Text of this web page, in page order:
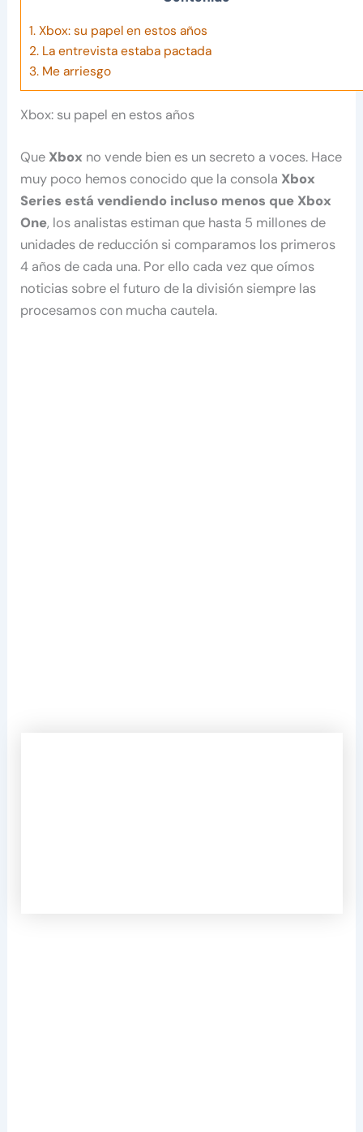
1. Xbox: su papel en estos años
2. La entrevista estaba pactada
3. Me arriesgo
Xbox: su papel en estos años
Que Xbox no vende bien es un secreto a voces. Hace
muy poco hemos conocido que la consola Xbox
Series está vendiendo incluso menos que Xbox
One, los analistas estiman que hasta 5 millones de
unidades de reducción si comparamos los primeros
4 años de cada una. Por ello cada vez que oímos
noticias sobre el futuro de la división siempre las
procesamos con mucha cautela.